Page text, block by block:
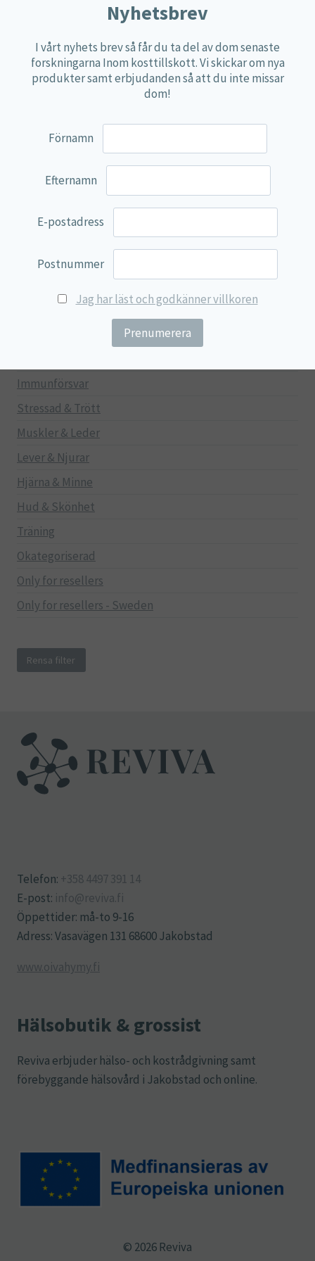
Övriga kosttillskott
100% Natural
EVP Nutrition
Multi Nutrient
Lamberts
Svenska Örtmedicinska Institutet
Green Trade
Immunförsvar
Stressad & Trött
Muskler & Leder
Lever & Njurar
Hjärna & Minne
Hud & Skönhet
Träning
Okategoriserad
Only for resellers
Only for resellers - Sweden
Rensa filter
Telefon: +358 4497 391 14
E-post: info@reviva.fi
Öppettider: må-to 9-16
Adress: Vasavägen 131 68600 Jakobstad
www.oivahymy.fi
Hälsobutik & grossist
Reviva erbjuder hälso- och kostrådgivning samt
förebyggande hälsovård i Jakobstad och online.
© 2026 Reviva
Nyhetsbrev
I vårt nyhets brev så får du ta del av dom senaste
forskningarna Inom kosttillskott. Vi skickar om nya
produkter samt erbjudanden så att du inte missar
dom!
Förnamn
Efternamn
E-postadress
Postnummer
Jag har läst och godkänner villkoren